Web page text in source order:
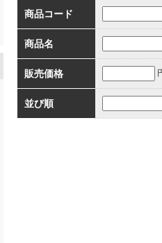
商品コード
商品名
販売価格
並び順